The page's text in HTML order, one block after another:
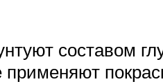
составом